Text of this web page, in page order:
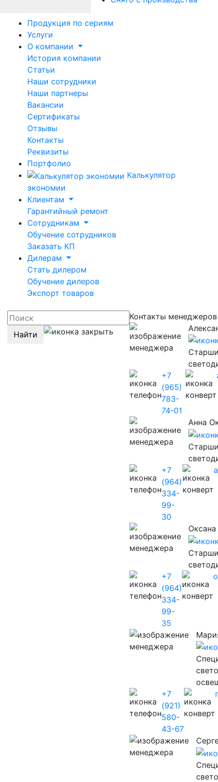
Продукция по сериям
Услуги
О компании
История компании
Статьи
Наши сотрудники
Наши партнеры
Вакансии
Сертификаты
Отзывы
Контакты
Реквизиты
Портфолио
Калькулятор
экономии
Клиентам
Гарантийный ремонт
Сотрудникам
Обучение сотрудников
Заказать КП
Дилерам
Стать дилером
Обучение дилеров
Экспорт товаров
Найти
Контакты менеджеров
+7
(965)
783-
74-01
Анна
+7
(964)
334-
99-
30
+7
(964)
334-
99-
35
+7
(921)
580-
43-67